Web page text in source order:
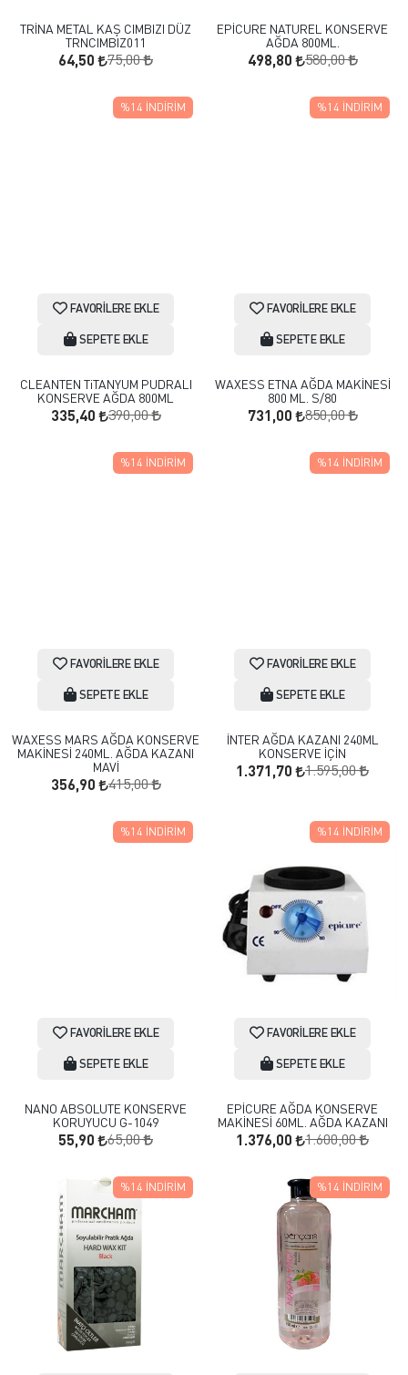
TRİNA METAL KAŞ CIMBIZI DÜZ
TRNCIMBIZ011
64,50 75,00
EPİCURE NATUREL KONSERVE
AĞDA 800ML.
498,80 580,00
FAVORILERE EKLE
SEPETE EKLE
CLEANTEN TiTANYUM PUDRALI
KONSERVE AĞDA 800ML
335,40 390,00
%14 İNDIRIM
FAVORILERE EKLE
SEPETE EKLE
WAXESS ETNA AĞDA MAKİNESİ
800 ML. S/80
731,00 850,00
%14 İNDIRIM
FAVORILERE EKLE
SEPETE EKLE
WAXESS MARS AĞDA KONSERVE
MAKİNESİ 240ML. AĞDA KAZANI
MAVİ
356,90 415,00
%14 İNDIRIM
FAVORILERE EKLE
SEPETE EKLE
İNTER AĞDA KAZANI 240ML
KONSERVE İÇİN
1.371,70 1.595,00
%14 İNDIRIM
FAVORILERE EKLE
SEPETE EKLE
NANO ABSOLUTE KONSERVE
KORUYUCU G-1049
55,90 65,00
%14 İNDIRIM
FAVORILERE EKLE
SEPETE EKLE
EPİCURE AĞDA KONSERVE
MAKİNESİ 60ML. AĞDA KAZANI
1.376,00 1.600,00
%14 İNDIRIM
%14 İNDIRIM %14 İNDIRIM